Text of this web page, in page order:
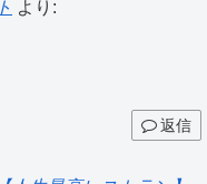
より:
返信